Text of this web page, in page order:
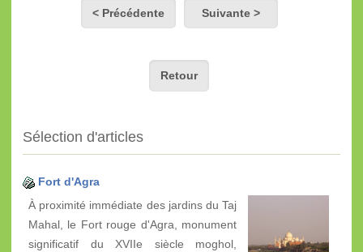
< Précédente Suivante >
Retour
Sélection d'articles
Fort d'Agra
À proximité immédiate des jardins du Taj
Mahal, le Fort rouge d'Agra, monument
significatif du XVIIe siècle moghol,